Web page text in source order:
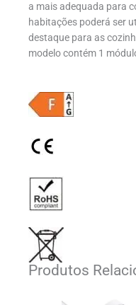
a mais adequada para
habitações poderá ser
destaque para as
modelo contém 1
Produtos